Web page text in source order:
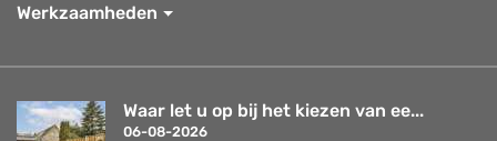
Werkzaamheden
Waar let u op bij het kiezen van ee...
06-08-2026